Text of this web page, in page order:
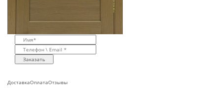
Заказать
ДоставкаОплатаОтзывы